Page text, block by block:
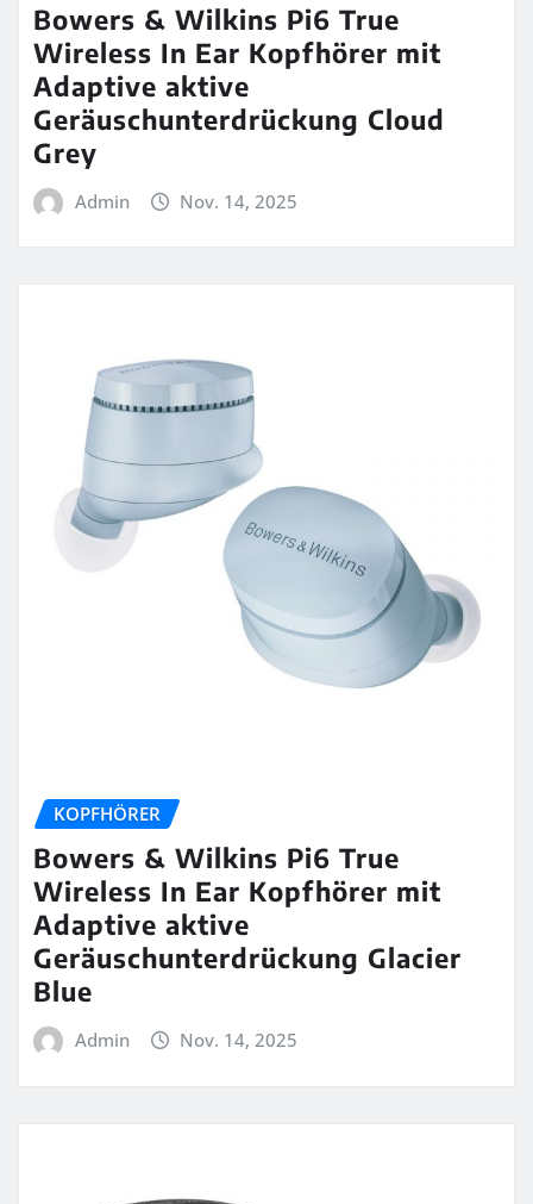
Bowers & Wilkins Pi6 True
Wireless In Ear Kopfhörer mit
Adaptive aktive
Geräuschunterdrückung Cloud
Grey
Admin Nov. 14, 2025
KOPFHÖRER
Bowers & Wilkins Pi6 True
Wireless In Ear Kopfhörer mit
Adaptive aktive
Geräuschunterdrückung Glacier
Blue
Admin Nov. 14, 2025